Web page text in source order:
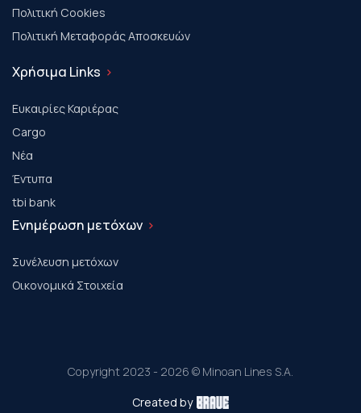
Πολιτική Cookies
Πολιτική Μεταφοράς Αποσκευών
Χρήσιμα Links
Ευκαιρίες Καριέρας
Cargo
Νέα
Έντυπα
tbi bank
Ενημέρωση μετόχων
Συνέλευση μετόχων
Οικονομικά Στοιχεία
Copyright 2023 - 2026 © Minoan Lines S.A.
Created by